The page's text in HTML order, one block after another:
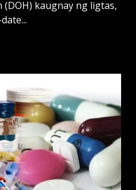
kaugnay ng ligtas,